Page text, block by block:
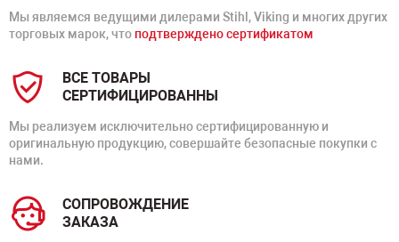
Мы являемся ведущими дилерами Stihl, Viking и многих других
торговых марок, что подтверждено сертификатом
ВСЕ ТОВАРЫ
СЕРТИФИЦИРОВАННЫ
Мы реализуем исключительно сертифицированную и
оригинальную продукцию, совершайте безопасные покупки с
нами.
СОПРОВОЖДЕНИЕ
ЗАКАЗА